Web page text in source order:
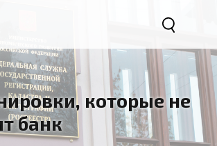
которые не
банк